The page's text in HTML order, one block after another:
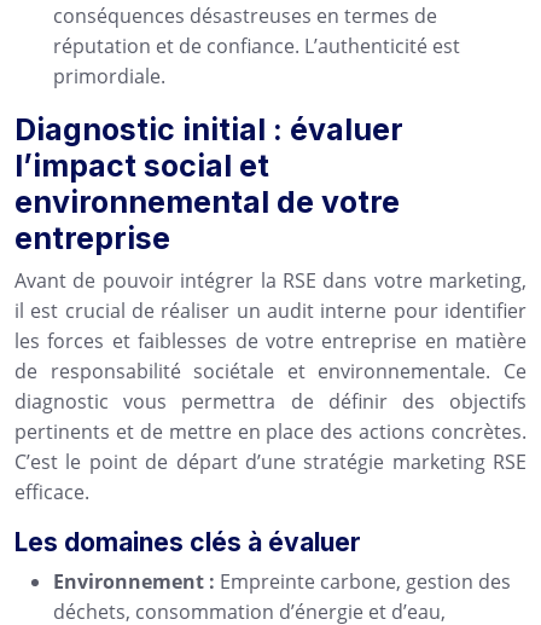
conséquences désastreuses en termes de
réputation et de confiance. L’authenticité est
primordiale.
Diagnostic initial : évaluer
l’impact social et
environnemental de votre
entreprise
Avant de pouvoir intégrer la RSE dans votre marketing,
il est crucial de réaliser un audit interne pour identifier
les forces et faiblesses de votre entreprise en matière
de responsabilité sociétale et environnementale. Ce
diagnostic vous permettra de définir des objectifs
pertinents et de mettre en place des actions concrètes.
C’est le point de départ d’une stratégie marketing RSE
efficace.
Les domaines clés à évaluer
Environnement : Empreinte carbone, gestion des
déchets, consommation d’énergie et d’eau,